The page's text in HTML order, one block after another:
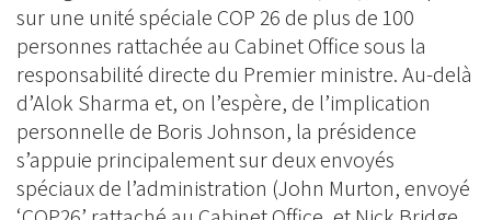
sur une unité spéciale COP 26 de plus de 100
personnes rattachée au Cabinet Office sous la
responsabilité directe du Premier ministre. Au-delà
d’Alok Sharma et, on l’espère, de l’implication
personnelle de Boris Johnson, la présidence
s’appuie principalement sur deux envoyés
spéciaux de l’administration (John Murton, envoyé